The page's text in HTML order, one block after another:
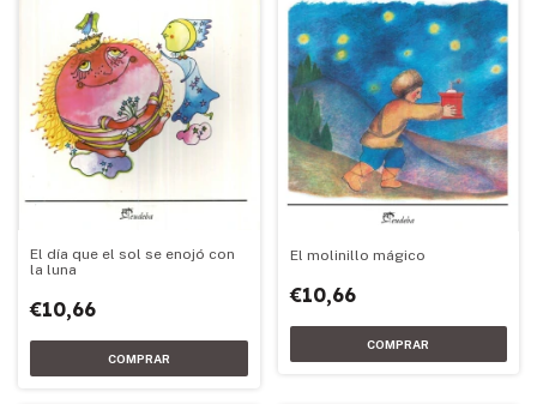
El día que el sol se enojó con
la luna
€10,66
El molinillo mágico
€10,66